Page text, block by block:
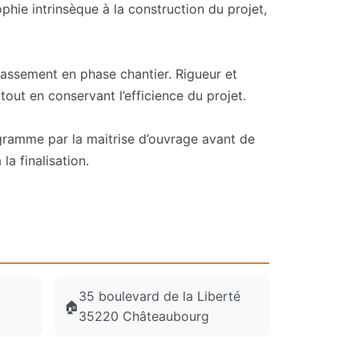
intrinsèque à la construction du projet,
en phase chantier. Rigueur et
en conservant l’efficience du projet.
par la maitrise d’ouvrage avant de
la finalisation.
🏠
35 boulevard de la Liberté
35220 Châteaubourg